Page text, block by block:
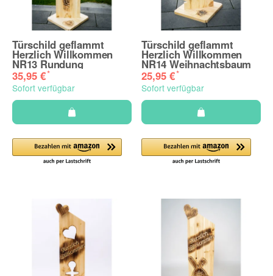
Türschild geflammt
Herzlich Willkommen
NR13 Rundung
35,95 €*
Sofort verfügbar
Türschild geflammt
Herzlich Willkommen
NR14 Weihnachtsbaum
25,95 €*
Sofort verfügbar